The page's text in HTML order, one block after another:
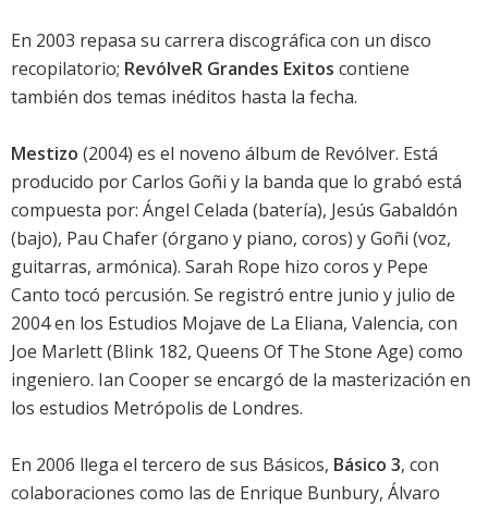
En 2003 repasa su carrera discográfica con un disco
recopilatorio; RevólveR Grandes Exitos contiene
también dos temas inéditos hasta la fecha.
Mestizo (2004) es el noveno álbum de Revólver. Está
producido por Carlos Goñi y la banda que lo grabó está
compuesta por: Ángel Celada (batería), Jesús Gabaldón
(bajo), Pau Chafer (órgano y piano, coros) y Goñi (voz,
guitarras, armónica). Sarah Rope hizo coros y Pepe
Canto tocó percusión. Se registró entre junio y julio de
2004 en los Estudios Mojave de La Eliana, Valencia, con
Joe Marlett (Blink 182, Queens Of The Stone Age) como
ingeniero. Ian Cooper se encargó de la masterización en
los estudios Metrópolis de Londres.
En 2006 llega el tercero de sus Básicos, Básico 3, con
colaboraciones como las de Enrique Bunbury, Álvaro